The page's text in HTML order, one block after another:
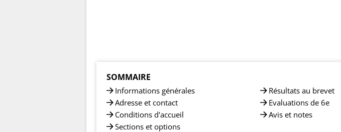
SOMMAIRE
Informations générales
Adresse et contact
Conditions d'accueil
Sections et options
Résultats au brevet
Evaluations de 6e
Avis et notes